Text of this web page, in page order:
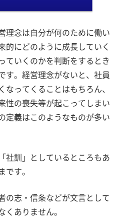
理念は自分が何のために働い
的にどのように成長していく
ていくのかを判断をするとき
す。経営理念がないと、社員
ってくることはもちろん、
性の喪失等が起こってしまい
定義はこのようなものが多い
社訓」としているところもあ
す。
の志・信条などが文言として
ありません。